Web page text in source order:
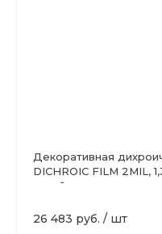
Декоративная
DICHROIC FILM 2MIL,
синий
26 483 руб. / шт